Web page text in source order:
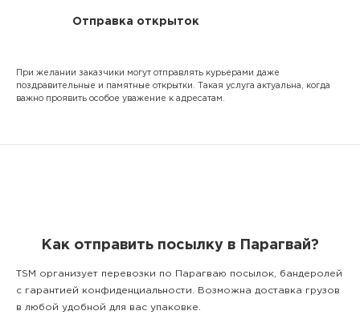
Отправка открыток
При желании заказчики могут отправлять курьерами даже
поздравительные и памятные открытки. Такая услуга актуальна, когда
важно проявить особое уважение к адресатам.
Как отправить посылку в Парагвай?
TSM организует перевозки по Парагваю посылок, бандеролей
с гарантией конфиденциальности. Возможна доставка грузов
в любой удобной для вас упаковке.